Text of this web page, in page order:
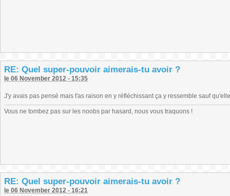
RE: Quel super-pouvoir aimerais-tu avoir ?
le 06 November 2012 - 15:35
J'y avais pas pensé mais t'as raison en y réfléchissant ça y ressemble sauf
Vous ne tombez pas sur les noobs par hasard, nous vous traquons !
RE: Quel super-pouvoir aimerais-tu avoir ?
le 06 November 2012 - 16:21